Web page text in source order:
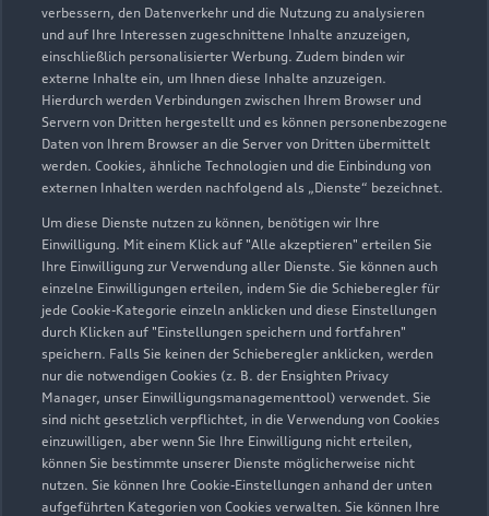
verbessern, den Datenverkehr und die Nutzung zu analysieren
und auf Ihre Interessen zugeschnittene Inhalte anzuzeigen,
einschließlich personalisierter Werbung. Zudem binden wir
externe Inhalte ein, um Ihnen diese Inhalte anzuzeigen.
Hierdurch werden Verbindungen zwischen Ihrem Browser und
Servern von Dritten hergestellt und es können personenbezogene
Daten von Ihrem Browser an die Server von Dritten übermittelt
werden. Cookies, ähnliche Technologien und die Einbindung von
externen Inhalten werden nachfolgend als „Dienste“ bezeichnet.
Um diese Dienste nutzen zu können, benötigen wir Ihre
Einwilligung. Mit einem Klick auf "Alle akzeptieren" erteilen Sie
Ihre Einwilligung zur Verwendung aller Dienste. Sie können auch
einzelne Einwilligungen erteilen, indem Sie die Schieberegler für
jede Cookie-Kategorie einzeln anklicken und diese Einstellungen
durch Klicken auf "Einstellungen speichern und fortfahren"
speichern. Falls Sie keinen der Schieberegler anklicken, werden
nur die notwendigen Cookies (z. B. der Ensighten Privacy
Manager, unser Einwilligungsmanagementtool) verwendet. Sie
sind nicht gesetzlich verpflichtet, in die Verwendung von Cookies
einzuwilligen, aber wenn Sie Ihre Einwilligung nicht erteilen,
können Sie bestimmte unserer Dienste möglicherweise nicht
nutzen. Sie können Ihre Cookie-Einstellungen anhand der unten
aufgeführten Kategorien von Cookies verwalten. Sie können Ihre
Bosenheimer Straße 45a-77
55543 Bad Kreuznach
0671 88000
verkauf-bad-kreuznach@fleischhauer.com
Kontaktdaten herunterladen
Öffnungszeiten
Verkauf
Schließt bald18:30